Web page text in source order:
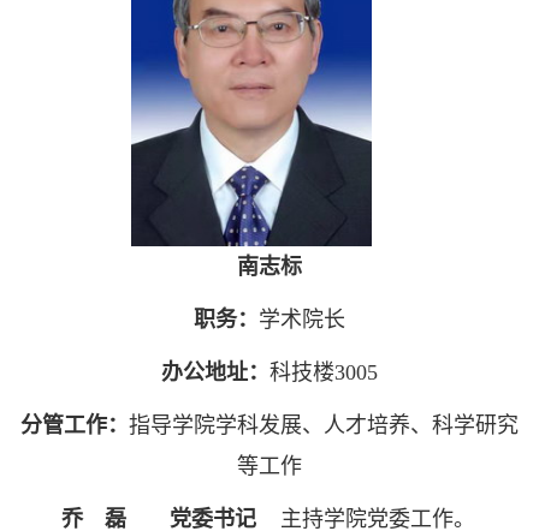
南志标
​​​​​​职务： 学术院长
办公地址： 科技楼3005
分管工作： 指导学院学科发展、人才培养、科学研究
等工作
乔 磊 党委书记 主持学院党委工作。